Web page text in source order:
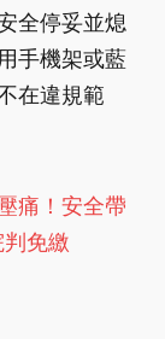
全停妥並熄
手機架或藍
在違規範
痛！安全帶
免繳